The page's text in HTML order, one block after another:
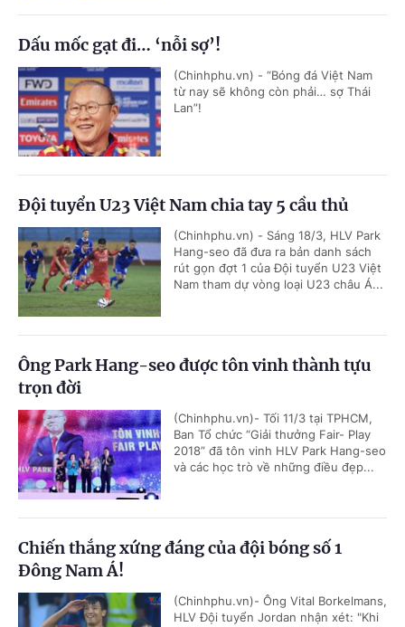
Dấu mốc gạt đi… ‘nỗi sợ’!
(Chinhphu.vn) - “Bóng đá Việt Nam
từ nay sẽ không còn phải… sợ Thái
Lan”!
Đội tuyển U23 Việt Nam chia tay 5 cầu thủ
(Chinhphu.vn) - Sáng 18/3, HLV Park
Hang-seo đã đưa ra bản danh sách
rút gọn đợt 1 của Đội tuyển U23 Việt
Nam tham dự vòng loại U23 châu Á...
Ông Park Hang-seo được tôn vinh thành tựu
trọn đời
(Chinhphu.vn)- Tối 11/3 tại TPHCM,
Ban Tổ chức “Giải thưởng Fair- Play
2018” đã tôn vinh HLV Park Hang-seo
và các học trò về những điều đẹp...
Chiến thắng xứng đáng của đội bóng số 1
Đông Nam Á!
(Chinhphu.vn)- Ông Vital Borkelmans,
HLV Đội tuyển Jordan nhận xét: "Khi